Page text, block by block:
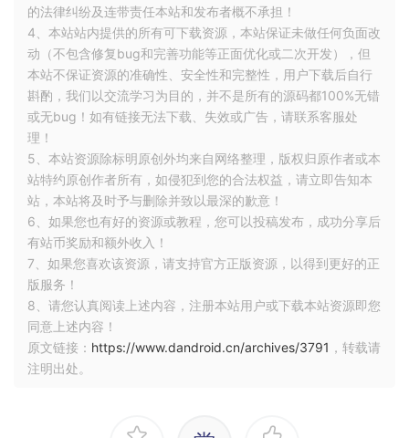
的法律纠纷及连带责任本站和发布者概不承担！
4、本站站内提供的所有可下载资源，本站保证未做任何负面改
动（不包含修复bug和完善功能等正面优化或二次开发），但
本站不保证资源的准确性、安全性和完整性，用户下载后自行
斟酌，我们以交流学习为目的，并不是所有的源码都100%无错
或无bug！如有链接无法下载、失效或广告，请联系客服处
理！
5、本站资源除标明原创外均来自网络整理，版权归原作者或本
站特约原创作者所有，如侵犯到您的合法权益，请立即告知本
站，本站将及时予与删除并致以最深的歉意！
6、如果您也有好的资源或教程，您可以投稿发布，成功分享后
有站币奖励和额外收入！
7、如果您喜欢该资源，请支持官方正版资源，以得到更好的正
版服务！
8、请您认真阅读上述内容，注册本站用户或下载本站资源即您
同意上述内容！
原文链接： https://www.dandroid.cn/archives/3791 ，转载请
注明出处。